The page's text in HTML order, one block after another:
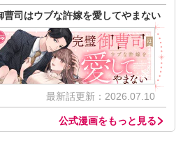
曹司はウブな許嫁を愛してやまない
最新話更新：2026.07.10
公式漫画をもっと見る